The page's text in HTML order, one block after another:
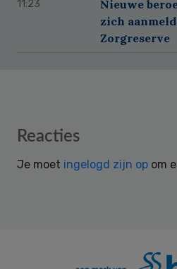
11:23
Nieuwe
zich
Zorgreserve
Reader
Reacties
Je moet ingelogd zijn op om